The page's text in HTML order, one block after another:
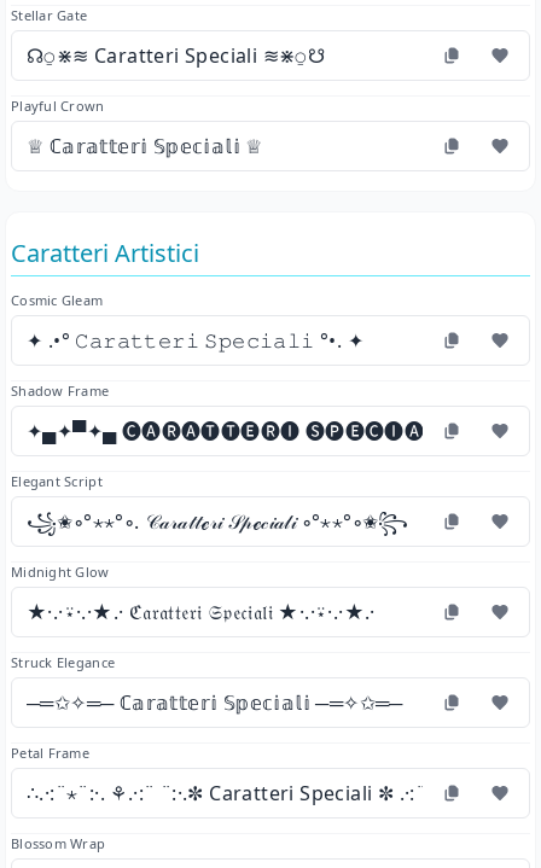
Stellar Gate
☊⍜⋇≋ Caratteri Speciali ≋⋇⍜☋
Playful Crown
♕ ℂ𝕒𝕣𝕒𝕥𝕥𝕖𝕣𝕚 𝕊𝕡𝕖𝕔𝕚𝕒𝕝𝕚 ♕
Caratteri Artistici
Cosmic Gleam
✦ .•° 𝙲𝚊𝚛𝚊𝚝𝚝𝚎𝚛𝚒 𝚂𝚙𝚎𝚌𝚒𝚊𝚕𝚒 °•. ✦
Shadow Frame
✦▄✦▀✦▄ 🅒🅐🅡🅐🅣🅣🅔🅡🅘 🅢🅟🅔🅒🅘🅐🅛🅘
Elegant Script
꧁✬◦°⋆⋆°◦. 𝒞𝒶𝓇𝒶𝓉𝓉ℯ𝓇𝒾 𝒮𝓅ℯ𝒸𝒾𝒶𝓁𝒾 ◦°⋆⋆°◦✬꧂
Midnight Glow
★·.·⍣·.·★.· ℭ𝔞𝔯𝔞𝔱𝔱𝔢𝔯𝔦 𝔖𝔭𝔢𝔠𝔦𝔞𝔩𝔦 ★·.·⍣·.·★.·
Struck Elegance
─═✩✧═─ ℂ𝕒𝕣𝕒𝕥𝕥𝕖𝕣𝕚 𝕊𝕡𝕖𝕔𝕚𝕒𝕝𝕚 ─═✧✩═─
Petal Frame
∴.·:¨⋆¨:·. ⚘.·:¨ ¨:·.✼ Caratteri Speciali ✼ .·:¨⋆¨:·. ⚘.·:¨
Blossom Wrap